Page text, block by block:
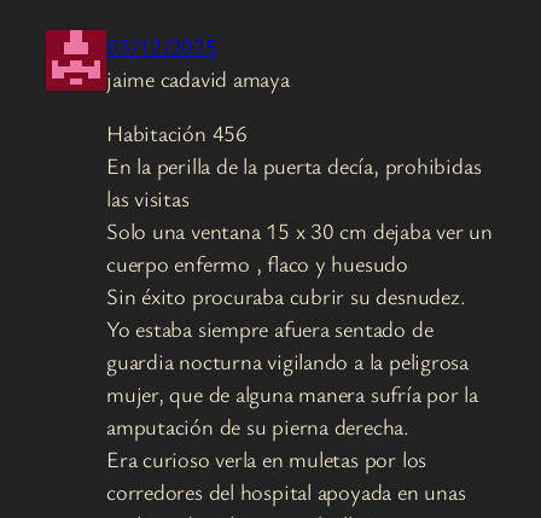
03/12/2025
jaime cadavid amaya
Habitación 456
En la perilla de la puerta decía, prohibidas
las visitas
Solo una ventana 15 x 30 cm dejaba ver un
cuerpo enfermo , flaco y huesudo
Sin éxito procuraba cubrir su desnudez.
Yo estaba siempre afuera sentado de
guardia nocturna vigilando a la peligrosa
mujer, que de alguna manera sufría por la
amputación de su pierna derecha.
Era curioso verla en muletas por los
corredores del hospital apoyada en unas